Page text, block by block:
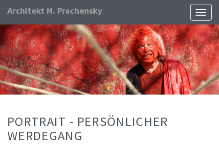
ein-/
Architekt M. Prachensky
PORTRAIT - PERSÖNLICHER
WERDEGANG